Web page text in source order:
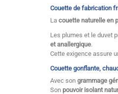
Couette de fabrication
La couette naturelle en
Les plumes et le duvet
et anallergique.
Cette exigence assure
Couette gonflante,
Avec son grammage
Son pouvoir isolant